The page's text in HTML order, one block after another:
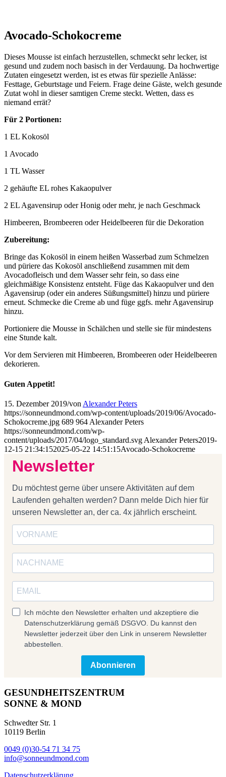
Avocado-Schokocreme
Dieses Mousse ist einfach herzustellen, schmeckt sehr lecker, ist
gesund und zudem noch basisch in der Verdauung. Da hochwertige
Zutaten eingesetzt werden, ist es etwas für spezielle Anlässe:
Festtage, Geburtstage und Feiern. Frage deine Gäste, welch gesunde
Zutat wohl in dieser samtigen Creme steckt. Wetten, dass es
niemand errät?
Für 2 Portionen:
1 EL Kokosöl
1 Avocado
1 TL Wasser
2 gehäufte EL rohes Kakaopulver
2 EL Agavensirup oder Honig oder mehr, je nach Geschmack
Himbeeren, Brombeeren oder Heidelbeeren für die Dekoration
Zubereitung:
Bringe das Kokosöl in einem heißen Wasserbad zum Schmelzen
und püriere das Kokosöl anschließend zusammen mit dem
Avocadofleisch und dem Wasser sehr fein, so dass eine
gleichmäßige Konsistenz entsteht. Füge das Kakaopulver und den
Agavensirup (oder ein anderes Süßungsmittel) hinzu und püriere
erneut. Schmecke die Creme ab und füge ggfs. mehr Agavensirup
hinzu.
Portioniere die Mousse in Schälchen und stelle sie für mindestens
eine Stunde kalt.
Vor dem Servieren mit Himbeeren, Brombeeren oder Heidelbeeren
dekorieren.
Guten Appetit!
15. Dezember 2019/von Alexander Peters
https://sonneundmond.com/wp-content/uploads/2019/06/Avocado-
Schokocreme.jpg 689 964 Alexander Peters
https://sonneundmond.com/wp-
content/uploads/2017/04/logo_standard.svg Alexander Peters2019-
12-15 21:34:152025-05-22 14:51:15Avocado-Schokocreme
Newsletter
Du möchtest gerne über unsere Aktivitäten auf dem
Laufenden gehalten werden? Dann melde Dich hier für
unseren Newsletter an, der ca. 4x jährlich erscheint.
Ich möchte den Newsletter erhalten und akzeptiere die
Datenschutzerklärung gemäß DSGVO. Du kannst den
Newsletter jederzeit über den Link in unserem Newsletter
abbestellen.
Abonnieren
GESUNDHEITSZENTRUM
SONNE & MOND
Schwedter Str. 1
10119 Berlin
0049 (0)30-54 71 34 75
info@sonneundmond.com